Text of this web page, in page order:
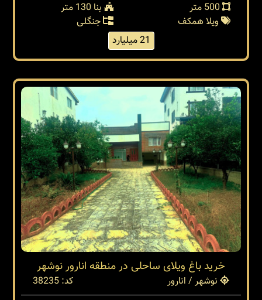
بنا 130 متر
ویلا همکف
جنگلی
21 میلیارد
خرید باغ ویلای ساحلی در منطقه انارور نوشهر
نوشهر / انارور
کد: 38235